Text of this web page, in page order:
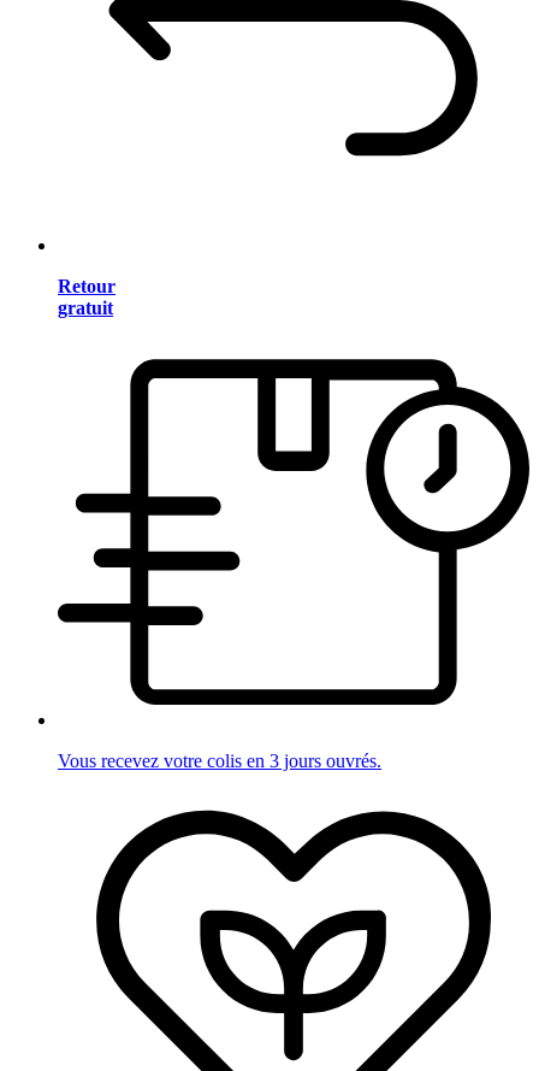
Retour
gratuit
Vous recevez votre colis en 3 jours ouvrés.